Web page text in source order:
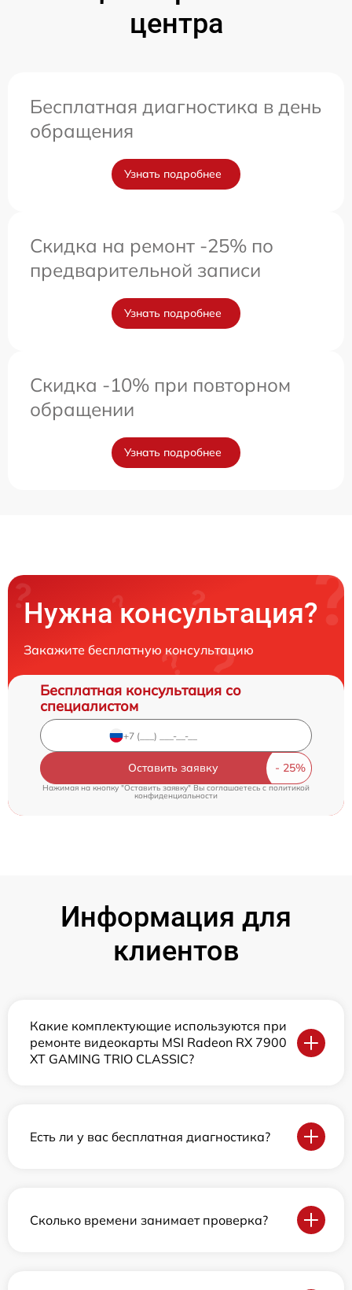
центра
Бесплатная диагностика в день
обращения
Узнать подробнее
Скидка на ремонт -25% по
предварительной записи
Узнать подробнее
Скидка -10% при повторном
обращении
Узнать подробнее
Нужна консультация?
Закажите бесплатную консультацию
Бесплатная консультация со
специалистом
Оставить заявку
Нажимая на кнопку "Оставить заявку" Вы соглашаетесь cполитикой
конфиденциальности
Информация для
клиентов
Какие комплектующие используются при
ремонте видеокарты MSI Radeon RX 7900
XT GAMING TRIO CLASSIC?
Есть ли у вас бесплатная диагностика?
Сколько времени занимает проверка?